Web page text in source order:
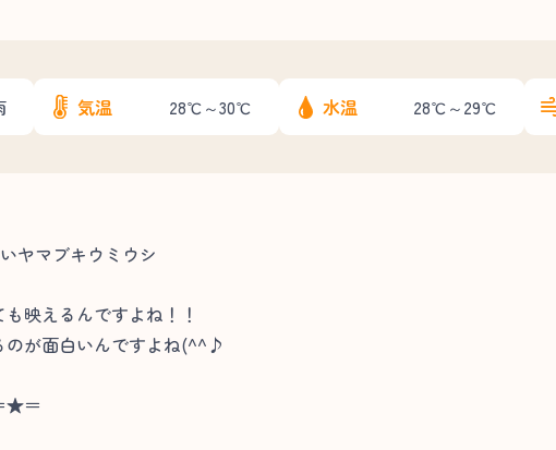
気温 28℃～30℃ 水温 28℃～29℃
ヤマブキウミウシ
映えるんですよね！！
のが面白いんですよね(^^♪
★＝